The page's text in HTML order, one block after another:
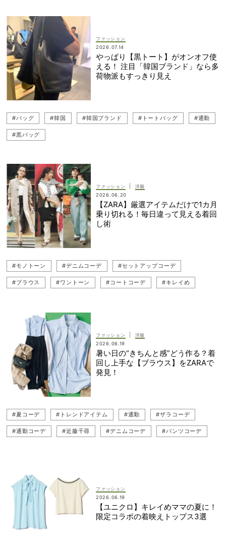
#シャツコーデ #ブラウスコーデ
ファッション
2026.07.14
やっぱり【黒トート】がオンオフ使
える！ 注目「韓国ブランド」なら多
荷物派もすっきり見え
#バッグ #韓国 #韓国ブランド #トートバッグ #通勤
#黒バッグ
ファッション
洋服
2026.06.20
【ZARA】厳選アイテムだけで1カ月
乗り切れる！毎日違って見える着回
し術
#モノトーン #デニムコーデ #セットアップコーデ
#ブラウス #ワントーン #コートコーデ #キレイめ
#パンツコーデ #トレンドアイテム
#トレンチ #着回しコーデ #セットアップ
#復職（職場復帰） #ザラコーデ #夏コーデ
#Tシャツコーデ #春コーデ #カラーアイテム #通勤
#Tシャツ #ワントーンコーデ
#カーディガン #グレーパンツ
#ブラウスコーデ #着回し #近藤千尋 #モノトーンコーデ
ファッション
洋服
2026.06.19
暑い日の“きちんと感”どう作る？着
回し上手な【ブラウス】をZARAで
発見！
#夏コーデ #トレンドアイテム #通勤 #ザラコーデ
#通勤コーデ #近藤千尋 #デニムコーデ #パンツコーデ
#ZARA（ザラ） #お仕事ママ（ワーママ）
ファッション
2026.06.19
【ユニクロ】キレイめママの夏に！
限定コラボの着映えトップス3選